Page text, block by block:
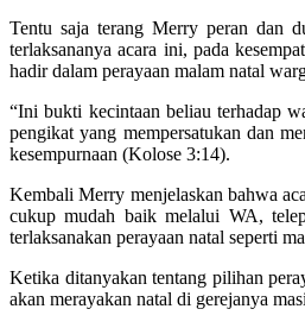
Tentu saja terang Merry peran dan
terlaksananya acara ini, pada
hadir dalam perayaan malam natal
“Ini bukti kecintaan beliau terhadap
pengikat yang mempersatukan dan
kesempurnaan (Kolose 3:14).
Kembali Merry menjelaskan bahwa
cukup mudah baik melalui WA,
terlaksanakan perayaan natal seperti
Ketika ditanyakan tentang pilihan
akan merayakan natal di gerejanya